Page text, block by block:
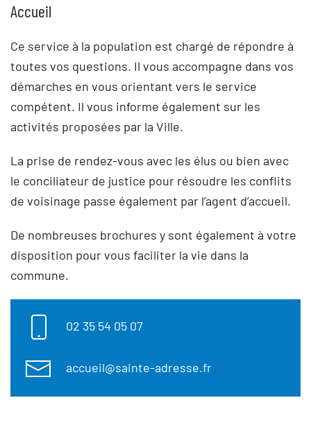
Accueil
Ce service à la population est chargé de répondre à
toutes vos questions. Il vous accompagne dans vos
démarches en vous orientant vers le service
compétent. Il vous informe également sur les
activités proposées par la Ville.
La prise de rendez-vous avec les élus ou bien avec
le conciliateur de justice pour résoudre les conflits
de voisinage passe également par l’agent d’accueil.
De nombreuses brochures y sont également à votre
disposition pour vous faciliter la vie dans la
commune.
02 35 54 05 07
accueil@sainte-adresse.fr